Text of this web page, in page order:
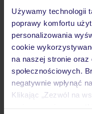
Używamy technologii
poprawy komfortu
personalizowania
cookie
na naszej stronie
społecznościowych.
negatywnie wpłynąć
Klikając „Zezwól na
Opinie
Pokoje